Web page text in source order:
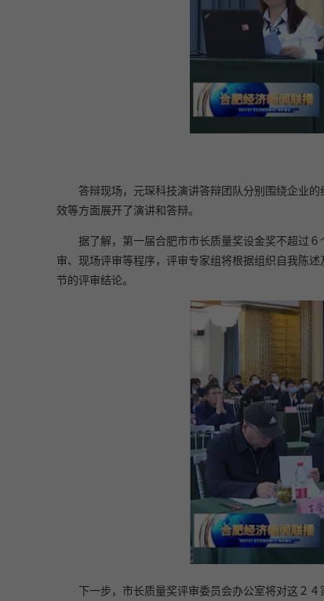
答辩现场，元琛科技演讲答辩团队分别围绕企业
效等方面展开了演讲和答辩。
据了解，第一届合肥市市长质量奖设金奖不超过
审、现场评审等程序，评审专家组将根据组织自我陈
节的评审结论。
下一步，市长质量奖评审委员会办公室将对这２